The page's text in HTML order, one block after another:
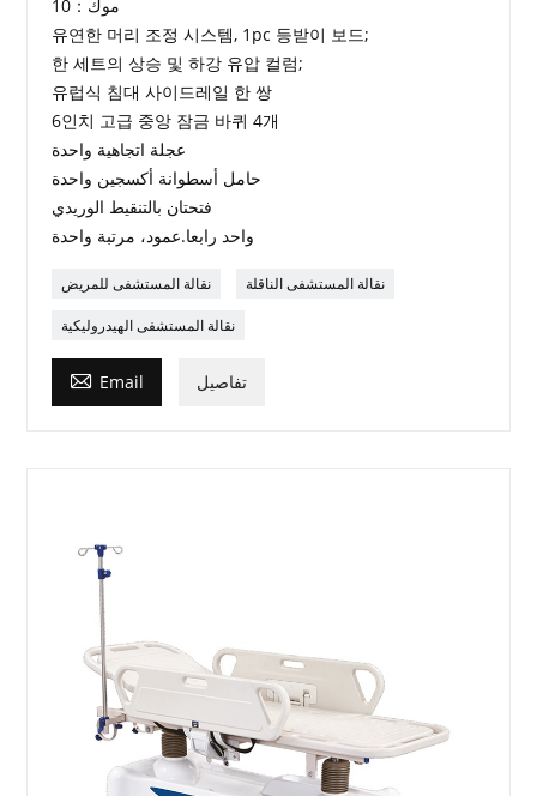
موك：10
유연한 머리 조정 시스템, 1pc 등받이 보드;
한 세트의 상승 및 하강 유압 컬럼;
유럽식 침대 사이드레일 한 쌍
6인치 고급 중앙 잠금 바퀴 4개
عجلة اتجاهية واحدة
حامل أسطوانة أكسجين واحدة
فتحتان بالتنقيط الوريدي
واحد رابعا.عمود، مرتبة واحدة
نقالة المستشفى للمريض نقالة المستشفى الناقلة
نقالة المستشفى الهيدروليكية
 Email تفاصيل